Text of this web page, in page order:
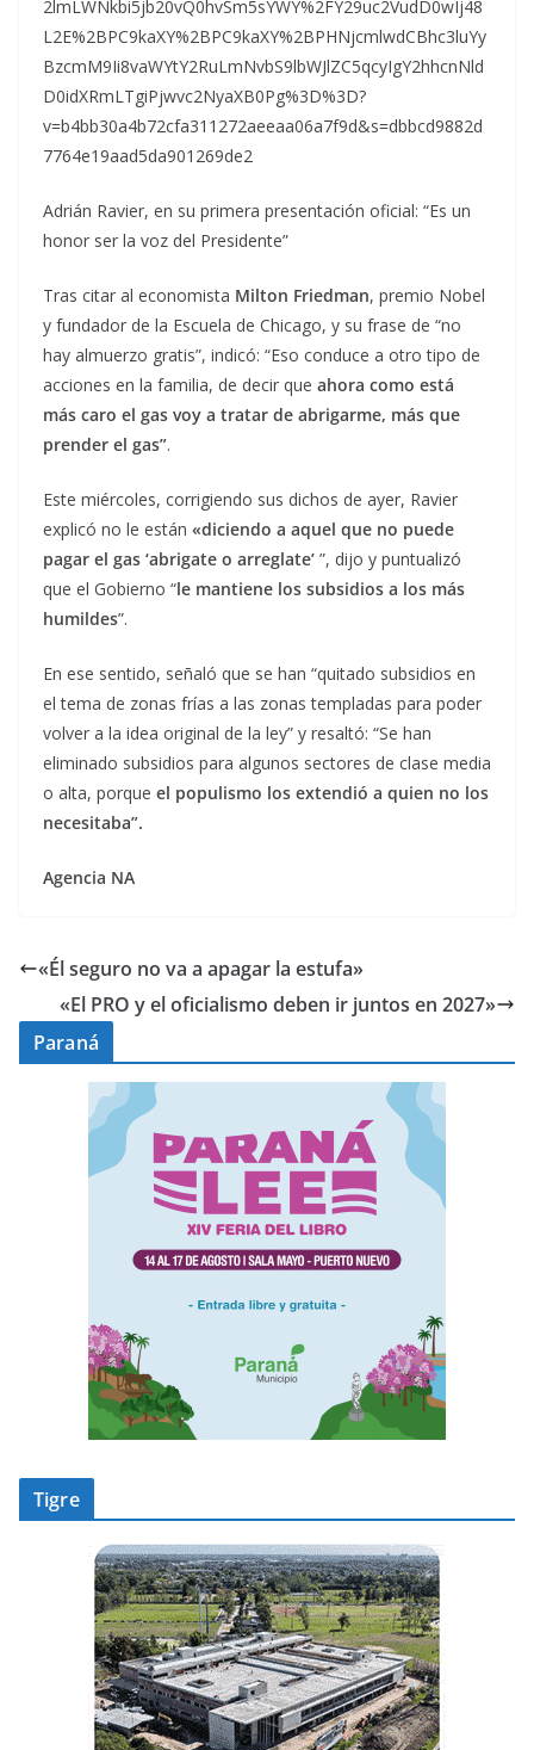
2lmLWNkbi5jb20vQ0hvSm5sYWY%2FY29uc2VudD0wIj48
L2E%2BPC9kaXY%2BPC9kaXY%2BPHNjcmlwdCBhc3luYy
BzcmM9Ii8vaWYtY2RuLmNvbS9lbWJlZC5qcyIgY2hhcnNld
D0idXRmLTgiPjwvc2NyaXB0Pg%3D%3D?
v=b4bb30a4b72cfa311272aeeaa06a7f9d&s=dbbcd9882d
7764e19aad5da901269de2
Adrián Ravier, en su primera presentación oficial: “Es un
honor ser la voz del Presidente”
Tras citar al economista Milton Friedman, premio Nobel
y fundador de la Escuela de Chicago, y su frase de “no
hay almuerzo gratis”, indicó: “Eso conduce a otro tipo de
acciones en la familia, de decir que ahora como está
más caro el gas voy a tratar de abrigarme, más que
prender el gas”.
Este miércoles, corrigiendo sus dichos de ayer, Ravier
explicó no le están «diciendo a aquel que no puede
pagar el gas ‘abrigate o arreglate’ ”, dijo y puntualizó
que el Gobierno “le mantiene los subsidios a los más
humildes”.
En ese sentido, señaló que se han “quitado subsidios en
el tema de zonas frías a las zonas templadas para poder
volver a la idea original de la ley” y resaltó: “Se han
eliminado subsidios para algunos sectores de clase media
o alta, porque el populismo los extendió a quien no los
necesitaba”.
Agencia NA
«Él seguro no va a apagar la estufa»
«El PRO y el oficialismo deben ir juntos en 2027»
Paraná
Tigre